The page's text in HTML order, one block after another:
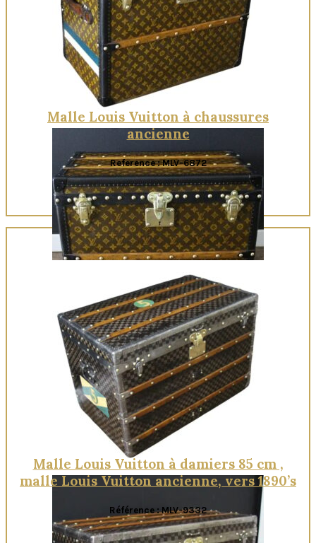
Quick View
Malle Louis Vuitton à chaussures
ancienne
Reference : MLV-6872
Malle Louis Vuitton à damiers 85 cm ,
malle Louis Vuitton ancienne, vers 1890’s
Référence : MLV-9332